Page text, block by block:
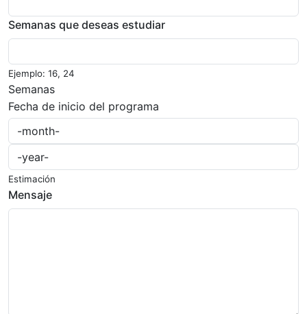
Semanas que deseas estudiar
Ejemplo: 16, 24
Semanas
Fecha de inicio del programa
Estimación
Mensaje